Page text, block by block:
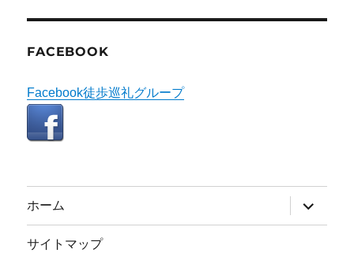
FACEBOOK
Facebook徒歩巡礼グループ
ホーム
ブ
メ
サイトマップ